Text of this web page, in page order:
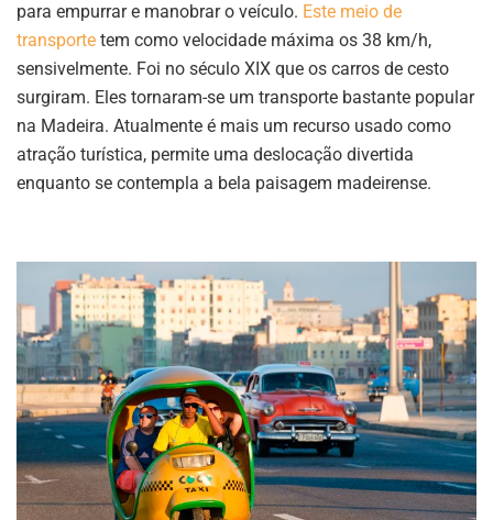
para empurrar e manobrar o veículo. Este meio de
transporte tem como velocidade máxima os 38 km/h,
sensivelmente. Foi no século XIX que os carros de cesto
surgiram. Eles tornaram-se um transporte bastante popular
na Madeira. Atualmente é mais um recurso usado como
atração turística, permite uma deslocação divertida
enquanto se contempla a bela paisagem madeirense.